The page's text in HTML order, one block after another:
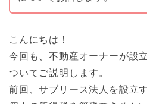
こんにちは！
今回も、不動産オーナーが設
ついてご説明します。
前回、サブリース法人を設立す